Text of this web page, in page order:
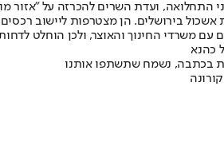
התחלואה, ועדת השרים להכרזה על "אזור
בירושלים. הן מצטרפות ליישוב
עם משרדי החינוך והאוצר, ולכן הוחלט
כהנא
בכתבה, נשמח שתשתפו אותנו
קורונה